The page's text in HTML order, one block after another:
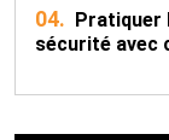
04. Pratiquer
sécurité avec